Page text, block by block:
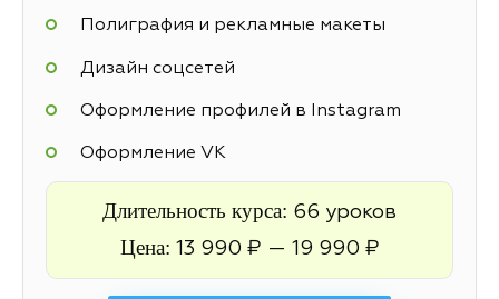
Полиграфия и рекламные макеты
Дизайн соцсетей
Оформление профилей в Instagram
Оформление VK
Длительность курса: 66 уроков
Цена: 13 990 ₽ — 19 990 ₽